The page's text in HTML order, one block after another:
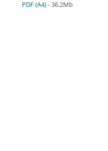
PDF (A4)- 36.2Mb